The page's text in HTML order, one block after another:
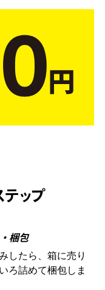
ップ
梱包
したら、箱に売り
ろ詰めて梱包しま